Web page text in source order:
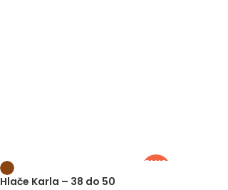
PLUS
Hlače Karla – 38 do 50